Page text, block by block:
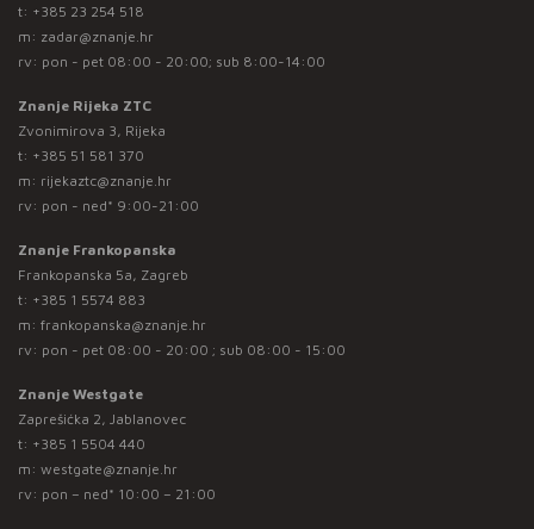
t: +385 23 254 518
m: zadar@znanje.hr
rv: pon - pet 08:00 - 20:00; sub 8:00-14:00
Znanje Rijeka ZTC
Zvonimirova 3, Rijeka
t: +385 51 581 370
m: rijekaztc@znanje.hr
rv: pon - ned* 9:00-21:00
Znanje Frankopanska
Frankopanska 5a, Zagreb
t: +385 1 5574 883
m: frankopanska@znanje.hr
rv: pon - pet 08:00 - 20:00 ; sub 08:00 - 15:00
Znanje Westgate
Zaprešićka 2, Jablanovec
t: +385 1 5504 440
m: westgate@znanje.hr
rv: pon – ned* 10:00 – 21:00